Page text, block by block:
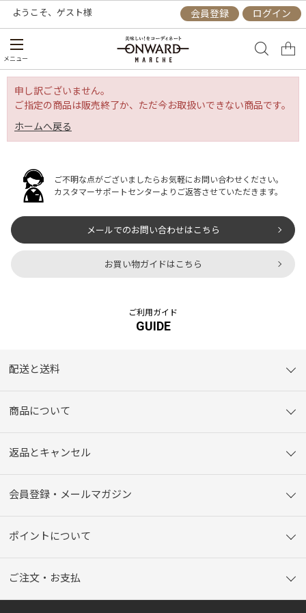
ようこそ、 ゲスト様 会員登録 ログイン
メニュー
申し訳ございません。
ご指定の商品は販売終了か、ただ今お取扱いできない商品です。
ホームへ戻る
ご不明な点がございましたらお気軽にお問い合わせください。
カスタマーサポートセンターよりご返答させていただきます。
メールでのお問い合わせはこちら
お買い物ガイドはこちら
ご利用ガイド
GUIDE
配送と送料
商品について
返品とキャンセル
会員登録・メールマガジン
ポイントについて
ご注文・お支払